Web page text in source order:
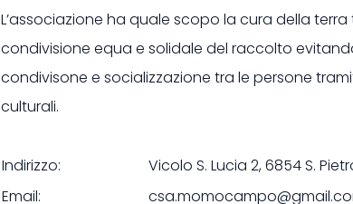
L’associazione ha quale scopo la cura della
condivisione equa e solidale del raccolto
condivisone e socializzazione tra le persone
culturali.
Indirizzo:
Vicolo S. Lucia 2, 6854 S.
Email: